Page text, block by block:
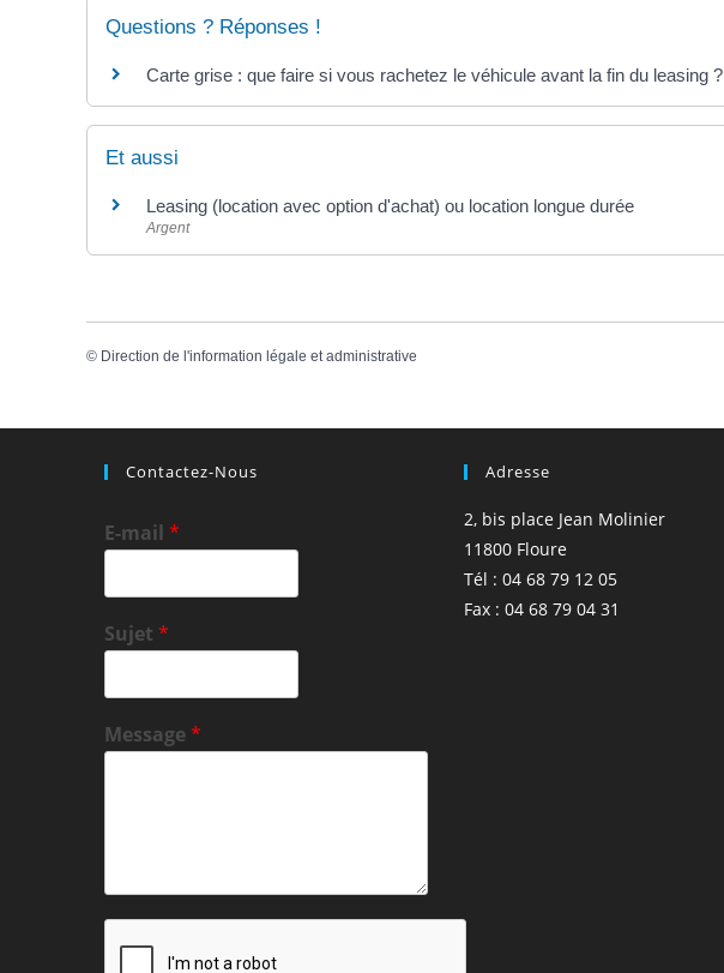
Questions ? Réponses !
Carte grise : que faire si vous rachetez le véhicule avant la fin du leasing ?
Et aussi
Leasing (location avec option d'achat) ou location longue durée
Argent
© Direction de l'information légale et administrative
Contactez-Nous
E-mail *
Sujet *
Message*
Adresse
2, bis place Jean Molinier
11800 Floure
Tél : 04 68 79 12 05
Fax : 04 68 79 04 31